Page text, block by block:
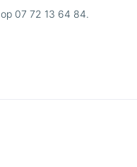
07 72 13 64 84.